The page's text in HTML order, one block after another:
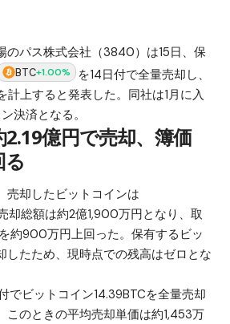
のパス株式会社（3840）は15日、保
BTC+1.00%
を14日付で全量売却し、
上すると発表した。同社は1月に入
決済となる。
2.19億円で売却、簿価
売却したビットコインは
却総額は約2億1,900万円となり、取
約900万円上回った。保有するビッ
したため、現時点での残高はゼロとな
でビットコイン14.39BTCを全量売却
このときの平均売却単価は約1,453万